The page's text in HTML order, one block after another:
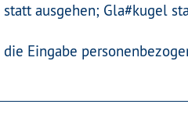
ausgehen; Gla#kugel
Eingabe